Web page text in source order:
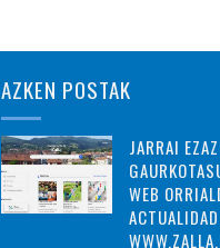
AZKEN POSTAK
JARRAI
WEB